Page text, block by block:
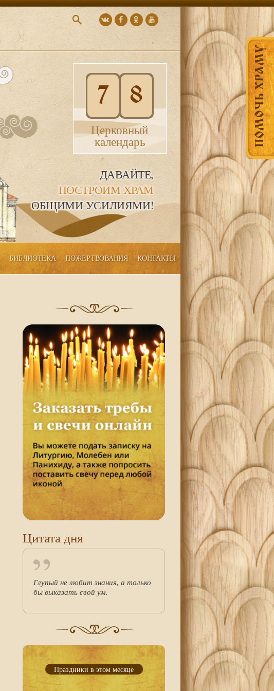
ПОМОЧЬ ХРАМУ
7 8
Церковный
календарь
ДАВАЙТЕ,
ПОСТРОИМ ХРАМ
ОБЩИМИ УСИЛИЯМИ!
БИБЛИОТЕКА ПОЖЕРТВОВАНИЯ КОНТАКТЫ
Цитата дня
Глупый не любит знания, а только
бы выказать свой ум.
Праздники в этом месяце